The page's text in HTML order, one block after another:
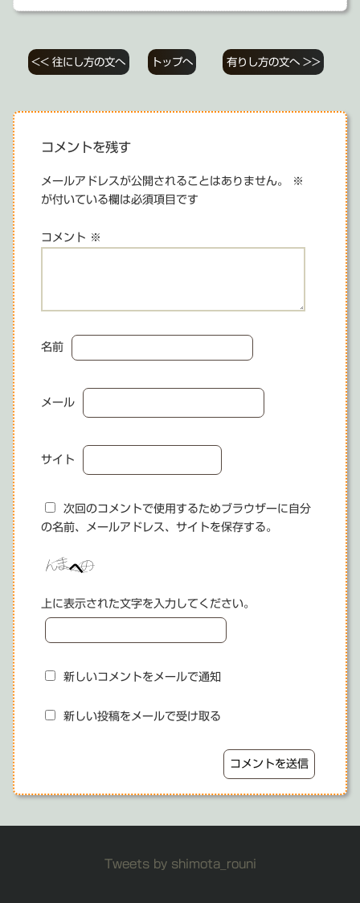
ナ
ビ
ゲ
ー
シ
ョ
ン
<< 往にし方の文へ トップへ 有りし方の文へ >>
コメントを残す
メールアドレスが公開されることはありません。
※
が付いている欄は必須項目です
コメント ※
名前
メール
サイト
次回のコメントで使用するためブラウザーに自分
の名前、メールアドレス、サイトを保存する。
上に表示された文字を入力してください。
新しいコメントをメールで通知
新しい投稿をメールで受け取る
Tweets by shimota_rouni